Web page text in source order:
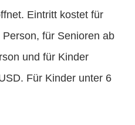
Eintritt kostet für
für Senioren ab
und für Kinder
Für Kinder unter 6